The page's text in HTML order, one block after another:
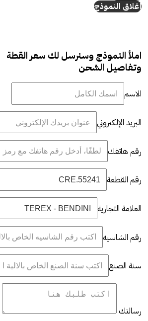
إغلاق النموذج
املأ النموذج وسنرسل لك سعر القطة
وتفاصيل الشحن
الاسم
البريد الإلكتروني
رقم هاتفك
رقم القطعة
العلامة التجارية
رقم الشاسيه
سنة الصنع
رسالتك